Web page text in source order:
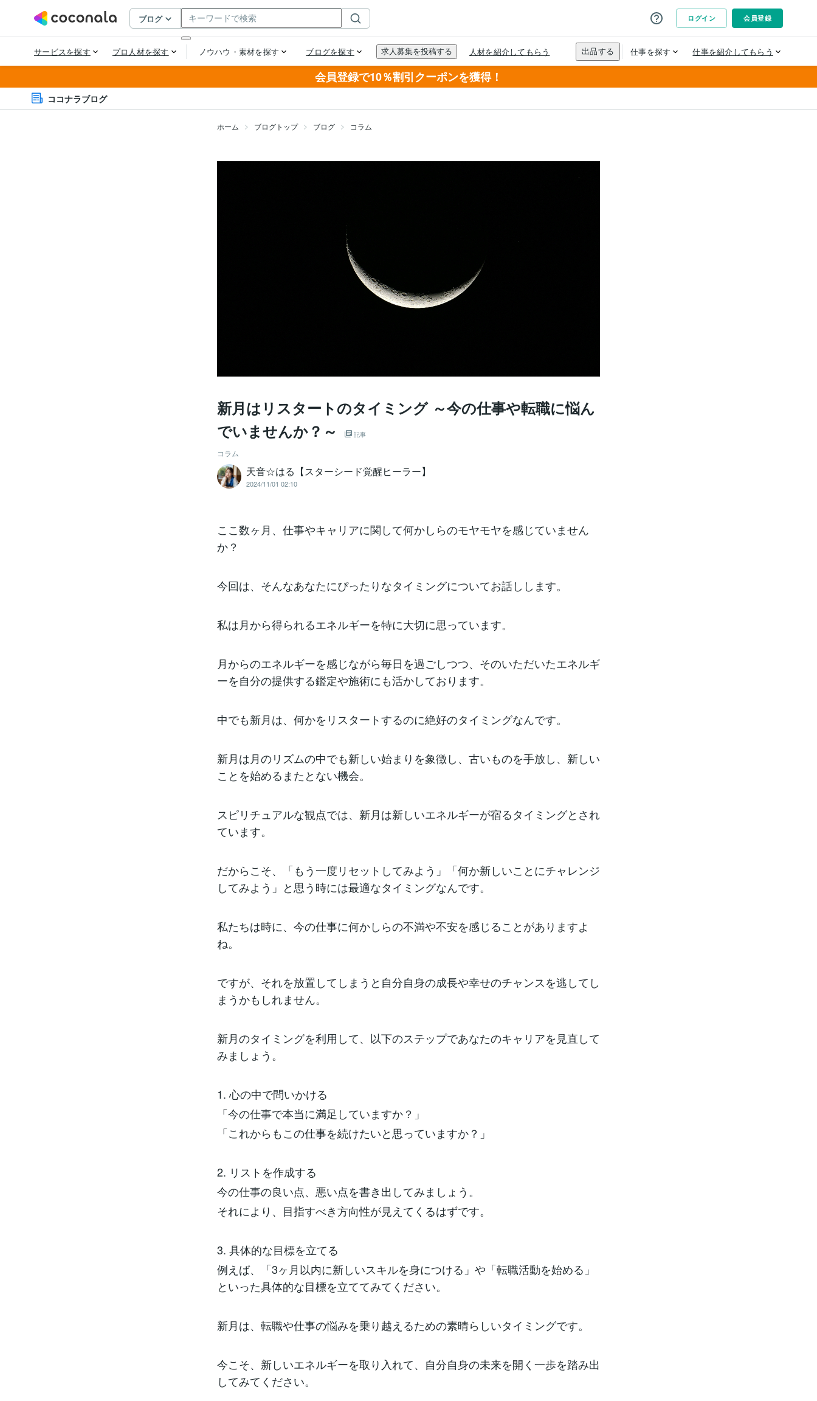
会員登録で10％割引クーポンを獲得！
ココナラブログ
ホーム ブログトップ ブログ コラム
新月はリスタートのタイミング ～今の仕事や転職に悩ん
でいませんか？～
記事
コラム
天音☆はる【スターシード覚醒ヒーラー】
2024/11/01 02:10
ここ数ヶ月、仕事やキャリアに関して何かしらのモヤモヤを感じていません
か？
今回は、そんなあなたにぴったりなタイミングについてお話しします。
私は月から得られるエネルギーを特に大切に思っています。
月からのエネルギーを感じながら毎日を過ごしつつ、そのいただいたエネルギ
ーを自分の提供する鑑定や施術にも活かしております。
中でも新月は、何かをリスタートするのに絶好のタイミングなんです。
新月は月のリズムの中でも新しい始まりを象徴し、古いものを手放し、新しい
ことを始めるまたとない機会。
スピリチュアルな観点では、新月は新しいエネルギーが宿るタイミングとされ
ています。
だからこそ、「もう一度リセットしてみよう」「何か新しいことにチャレンジ
してみよう」と思う時には最適なタイミングなんです。
私たちは時に、今の仕事に何かしらの不満や不安を感じることがありますよ
ね。
ですが、それを放置してしまうと自分自身の成長や幸せのチャンスを逃してし
まうかもしれません。
新月のタイミングを利用して、以下のステップであなたのキャリアを見直して
みましょう。
1. 心の中で問いかける
「今の仕事で本当に満足していますか？」
「これからもこの仕事を続けたいと思っていますか？」
2. リストを作成する
今の仕事の良い点、悪い点を書き出してみましょう。
それにより、目指すべき方向性が見えてくるはずです。
3. 具体的な目標を立てる
例えば、「3ヶ月以内に新しいスキルを身につける」や「転職活動を始める」
といった具体的な目標を立ててみてください。
新月は、転職や仕事の悩みを乗り越えるための素晴らしいタイミングです。
今こそ、新しいエネルギーを取り入れて、自分自身の未来を開く一歩を踏み出
してみてください。